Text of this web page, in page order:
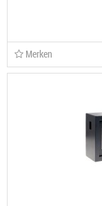
Merken